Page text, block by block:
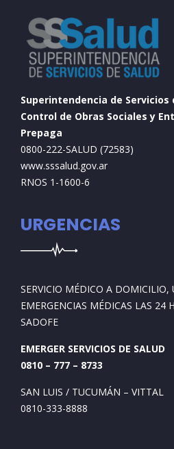
Superintendencia de Servicios
Control de Obras Sociales y
Prepaga
0800-222-SALUD (72583)
www.sssalud.gov.ar
RNOS 1-1600-6
URGENCIAS
SERVICIO MÉDICO A DOMICILIO,
EMERGENCIAS MÉDICAS LAS 24
SADOFE
EMERGER SERVICIOS DE SALUD
0810 – 777 – 8733
SAN LUIS / TUCUMÁN – VITTAL
0810-333-8888